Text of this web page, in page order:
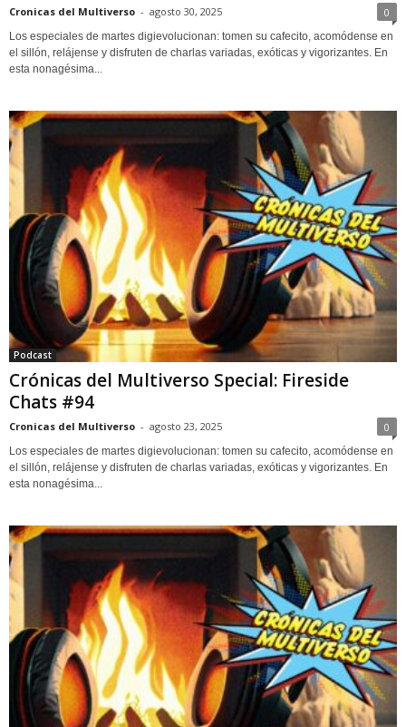
Cronicas del Multiverso - agosto 30, 2025 0
Los especiales de martes digievolucionan: tomen su cafecito, acomódense en
el sillón, relájense y disfruten de charlas variadas, exóticas y vigorizantes. En
esta nonagésima...
Podcast
Crónicas del Multiverso Special: Fireside
Chats #94
Cronicas del Multiverso - agosto 23, 2025 0
Los especiales de martes digievolucionan: tomen su cafecito, acomódense en
el sillón, relájense y disfruten de charlas variadas, exóticas y vigorizantes. En
esta nonagésima...